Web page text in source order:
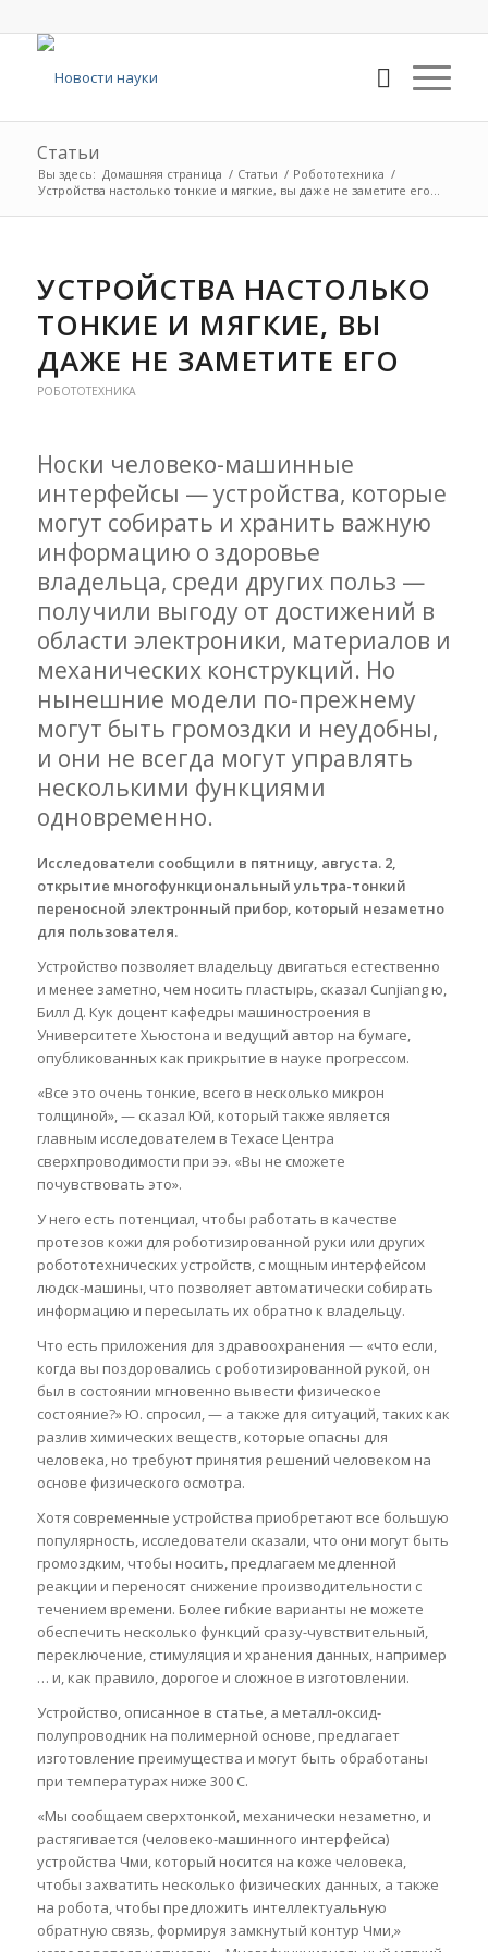
Статьи
Вы здесь: Домашняя страница / Статьи / Робототехника /
Устройства настолько тонкие и мягкие, вы даже не заметите его...
УСТРОЙСТВА НАСТОЛЬКО
ТОНКИЕ И МЯГКИЕ, ВЫ
ДАЖЕ НЕ ЗАМЕТИТЕ ЕГО
РОБОТОТЕХНИКА
Носки человеко-машинные
интерфейсы — устройства, которые
могут собирать и хранить важную
информацию о здоровье
владельца, среди других польз —
получили выгоду от достижений в
области электроники, материалов и
механических конструкций. Но
нынешние модели по-прежнему
могут быть громоздки и неудобны,
и они не всегда могут управлять
несколькими функциями
одновременно.
Исследователи сообщили в пятницу, августа. 2,
открытие многофункциональный ультра-тонкий
переносной электронный прибор, который незаметно
для пользователя.
Устройство позволяет владельцу двигаться естественно
и менее заметно, чем носить пластырь, сказал Cunjiang ю,
Билл Д. Кук доцент кафедры машиностроения в
Университете Хьюстона и ведущий автор на бумаге,
опубликованных как прикрытие в науке прогрессом.
«Все это очень тонкие, всего в несколько микрон
толщиной», — сказал Юй, который также является
главным исследователем в Техасе Центра
сверхпроводимости при ээ. «Вы не сможете
почувствовать это».
У него есть потенциал, чтобы работать в качестве
протезов кожи для роботизированной руки или других
робототехнических устройств, с мощным интерфейсом
людск-машины, что позволяет автоматически собирать
информацию и пересылать их обратно к владельцу.
Что есть приложения для здравоохранения — «что если,
когда вы поздоровались с роботизированной рукой, он
был в состоянии мгновенно вывести физическое
состояние?» Ю. спросил, — а также для ситуаций, таких как
разлив химических веществ, которые опасны для
человека, но требуют принятия решений человеком на
основе физического осмотра.
Хотя современные устройства приобретают все большую
популярность, исследователи сказали, что они могут быть
громоздким, чтобы носить, предлагаем медленной
реакции и переносят снижение производительности с
течением времени. Более гибкие варианты не можете
обеспечить несколько функций сразу-чувствительный,
переключение, стимуляция и хранения данных, например
… и, как правило, дорогое и сложное в изготовлении.
Устройство, описанное в статье, а металл-оксид-
полупроводник на полимерной основе, предлагает
изготовление преимущества и могут быть обработаны
при температурах ниже 300 С.
«Мы сообщаем сверхтонкой, механически незаметно, и
растягивается (человеко-машинного интерфейса)
устройства Чми, который носится на коже человека,
чтобы захватить несколько физических данных, а также
на робота, чтобы предложить интеллектуальную
обратную связь, формируя замкнутый контур Чми,»